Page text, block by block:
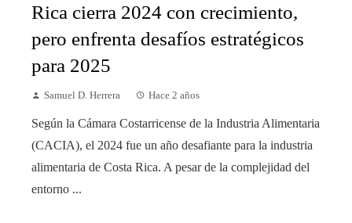
Rica cierra 2024 con crecimiento,
pero enfrenta desafíos estratégicos
para 2025
Samuel D. Herrera Hace 2 años
Según la Cámara Costarricense de la Industria Alimentaria
(CACIA), el 2024 fue un año desafiante para la industria
alimentaria de Costa Rica. A pesar de la complejidad del
entorno ...